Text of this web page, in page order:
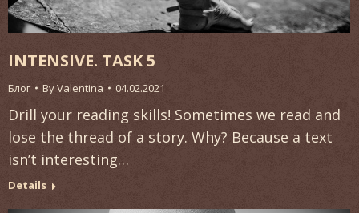
INTENSIVE. TASK 5
Блог ByValentina 04.02.2021
Drill your reading skills! Sometimes we read and
lose the thread of a story. Why? Because a text
isn’t interesting…
Details